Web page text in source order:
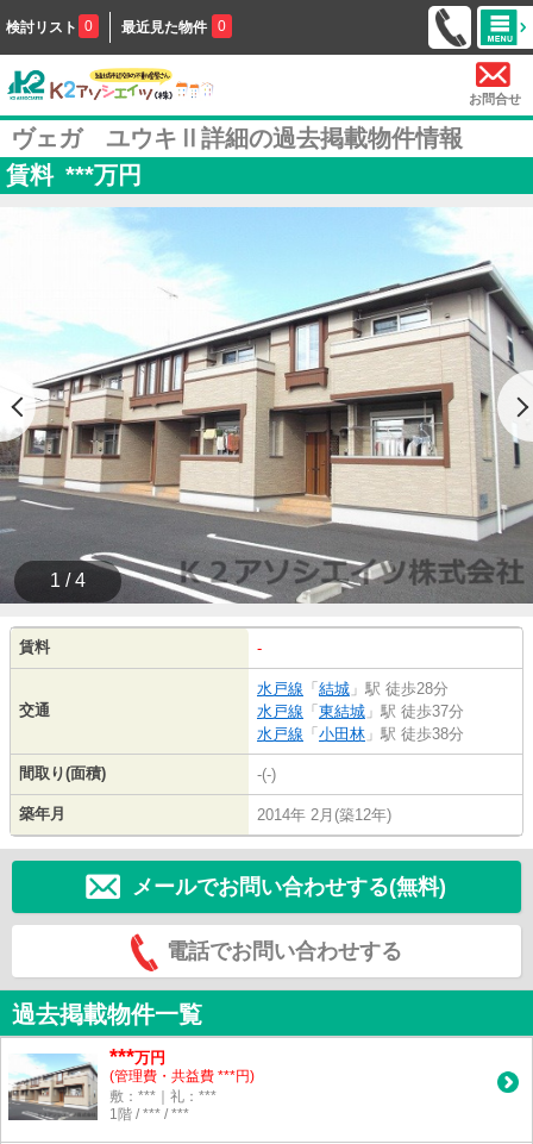
検討リスト 0 最近見た物件 0
お問合せ
ヴェガ ユウキⅡ詳細の過去掲載物件情報
賃料 ***万円
1 / 4
賃料 -
交通
水戸線 「 結城 」駅 徒歩28分
水戸線 「 東結城 」駅 徒歩37分
水戸線 「 小田林 」駅 徒歩38分
間取り(面積) -(-)
築年月 2014年 2月(築12年)
メールでお問い合わせする(無料)
電話でお問い合わせする
過去掲載物件一覧
***万円
(管理費・共益費 ***円)
敷：***｜礼：***
1階 / *** / ***